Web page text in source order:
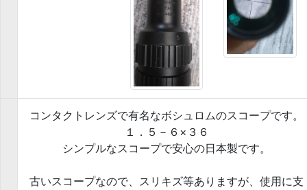
コンタクトレンズで有名なボシュロムのスコープです。
１．５－６×３６
シンプルなスコープで安心の日本製です。
古いスコープなので、スリキズ等ありますが、使用に支